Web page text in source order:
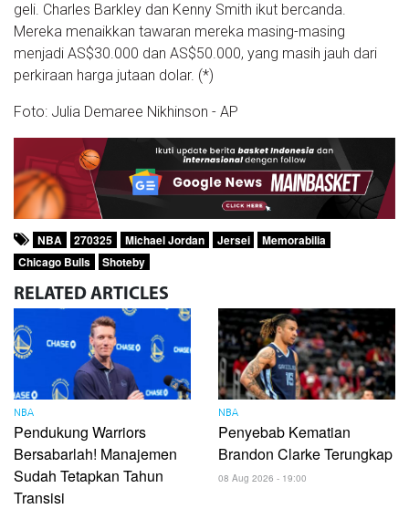
geli. Charles Barkley dan Kenny Smith ikut bercanda.
Mereka menaikkan tawaran mereka masing-masing
menjadi AS$30.000 dan AS$50.000, yang masih jauh dari
perkiraan harga jutaan dolar. (*)
Foto: Julia Demaree Nikhinson - AP
NBA 270325 Michael Jordan Jersei
Memorabilia
Chicago Bulls
Shoteby
RELATED ARTICLES
NBA
Pendukung Warriors
Bersabarlah! Manajemen
Sudah Tetapkan Tahun
Transisi
NBA
Penyebab Kematian
Brandon Clarke Terungkap
08 Aug 2026 - 19:00